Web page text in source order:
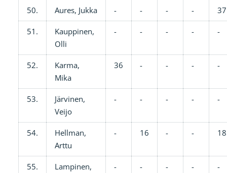
50. Aures, Jukka - - - - 37
51.
Kauppinen,
Olli
- - - - -
52.
Karma,
Mika
36 - - - -
53.
Järvinen,
Veijo
- - - - -
54.
Hellman,
Arttu
- 16 - - 18
55.
Lampinen,
- - - - -